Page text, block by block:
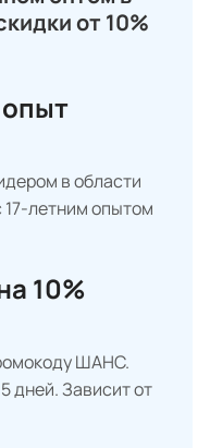
от 10%
в области
17-летним опытом
10%
ШАНС.
дней. Зависит от